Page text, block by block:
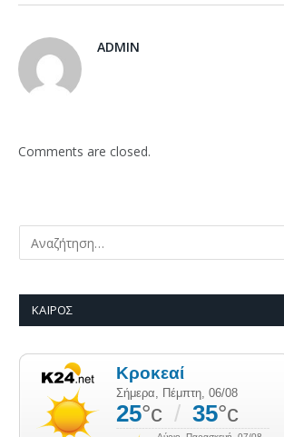
ADMIN
Comments are closed.
ΚΑΙΡΌΣ